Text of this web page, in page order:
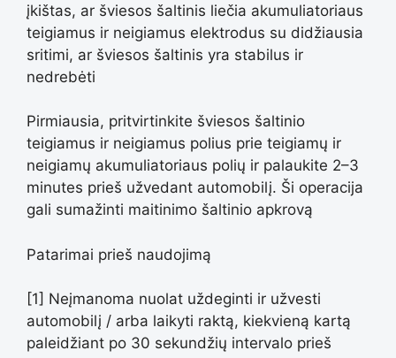
įkištas, ar šviesos šaltinis liečia akumuliatoriaus
teigiamus ir neigiamus elektrodus su didžiausia
sritimi, ar šviesos šaltinis yra stabilus ir
nedrebėti
Pirmiausia, pritvirtinkite šviesos šaltinio
teigiamus ir neigiamus polius prie teigiamų ir
neigiamų akumuliatoriaus polių ir palaukite 2–3
minutes prieš užvedant automobilį. Ši operacija
gali sumažinti maitinimo šaltinio apkrovą
Patarimai prieš naudojimą
[1] Neįmanoma nuolat uždeginti ir užvesti
automobilį / arba laikyti raktą, kiekvieną kartą
paleidžiant po 30 sekundžių intervalo prieš